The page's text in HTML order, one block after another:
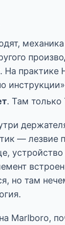
практике
инструкции»
. Там только
— лезвие
устройство
но там
Marlboro,